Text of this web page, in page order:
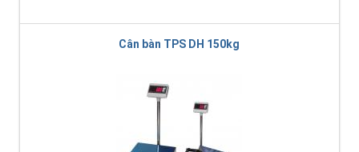
Cân bàn TPS DH 150kg